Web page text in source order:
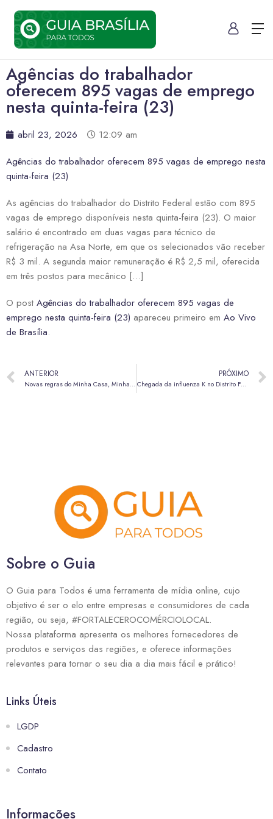
Agências do trabalhador
oferecem 895 vagas de emprego
nesta quinta-feira (23)
abril 23, 2026
12:09 am
Agências do trabalhador oferecem 895 vagas de emprego nesta
quinta-feira (23)
As agências do trabalhador do Distrito Federal estão com 895
vagas de emprego disponíveis nesta quinta-feira (23). O maior
salário é encontrado em duas vagas para técnico de
refrigeração na Asa Norte, em que os selecionados vão receber
R$ 3 mil. A segunda maior remuneração é R$ 2,5 mil, oferecida
em três postos para mecânico […]
O post Agências do trabalhador oferecem 895 vagas de
emprego nesta quinta-feira (23) apareceu primeiro em Ao Vivo
de Brasília.
ANTERIOR
Novas regras do Minha Casa, Minha Vida começam a valer nesta quarta-feira (22)
PRÓXIMO
Chegada da influenza K no Distrito Federal alerta para importância da vacinação
Sobre o Guia
O Guia para Todos é uma ferramenta de mídia online, cujo
objetivo é ser o elo entre empresas e consumidores de cada
região, ou seja, #FORTALECEROCOMÉRCIOLOCAL.
Nossa plataforma apresenta os melhores fornecedores de
produtos e serviços das regiões, e oferece informações
relevantes para tornar o seu dia a dia mais fácil e prático!
Links Úteis
LGDP
Cadastro
Contato
Informações